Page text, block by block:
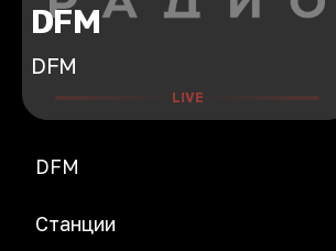
DFM
DFM
LIVE
DFM
Станции